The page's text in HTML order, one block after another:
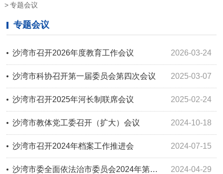
>专题会议
专题会议
2026-03-24
沙湾市召开2026年度教育工作会议
2025-03-07
沙湾市科协召开第一届委员会第四次会议
2025-02-24
沙湾市召开2025年河长制联席会议
2024-10-18
沙湾市教体党工委召开（扩大）会议
2024-07-15
沙湾市召开2024年档案工作推进会
2024-04-29
沙湾市委全面依法治市委员会2024年第一次全体会议召开